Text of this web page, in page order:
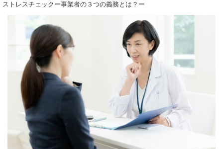
ストレスチェックー事業者の３つの義務とは？ー